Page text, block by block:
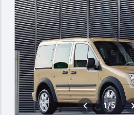
1/5